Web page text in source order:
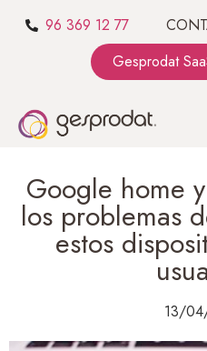
96 369 12 77
Gesprodat
Google home
los problemas
estos
13/